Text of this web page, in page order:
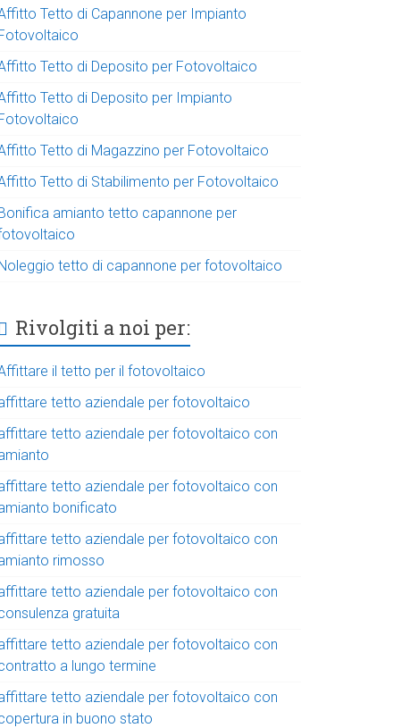
Tetto di Capannone per Impianto
Tetto di Deposito per Fotovoltaico
Tetto di Deposito per Impianto
Tetto di Magazzino per Fotovoltaico
Tetto di Stabilimento per Fotovoltaico
amianto tetto capannone per
tetto di capannone per fotovoltaico
Rivolgiti a noi per:
il tetto per il fotovoltaico
tetto aziendale per fotovoltaico
tetto aziendale per fotovoltaico con
tetto aziendale per fotovoltaico con
bonificato
tetto aziendale per fotovoltaico con
rimosso
tetto aziendale per fotovoltaico con
gratuita
tetto aziendale per fotovoltaico con
a lungo termine
tetto aziendale per fotovoltaico con
in buono stato